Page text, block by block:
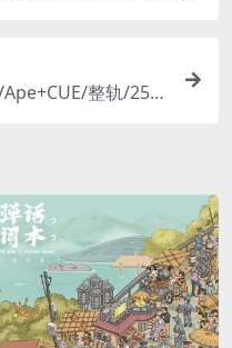
整轨/250